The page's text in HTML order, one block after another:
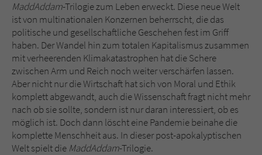
MaddAddam-Trilogie zum Leben erweckt. Diese neue Welt
ist von multinationalen Konzernen beherrscht, die das
politische und gesellschaftliche Geschehen fest im Griff
haben. Der Wandel hin zum totalen Kapitalismus zusammen
mit verheerenden Klimakatastrophen hat die Schere
zwischen Arm und Reich noch weiter verschärfen lassen.
Aber nicht nur die Wirtschaft hat sich von Moral und Ethik
komplett abgewandt, auch die Wissenschaft fragt nicht mehr
nach ob sie sollte, sondern ist nur daran interessiert, ob es
möglich ist. Doch dann löscht eine Pandemie beinahe die
komplette Menschheit aus. In dieser post-apokalyptischen
Welt spielt die MaddAddam-Trilogie.
Sicherheitscode des Kontaktformulars zu
überprüfen.